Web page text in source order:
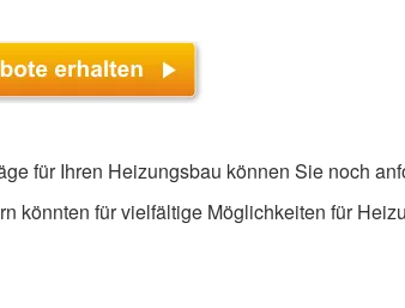
für Ihren Heizungsbau können Sie noch
könnten für vielfältige Möglichkeiten für